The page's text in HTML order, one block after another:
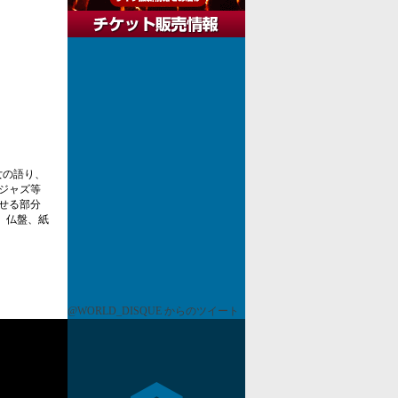
語り、
ャズ等
る部分
仏盤、紙
@WORLD_DISQUE からのツイート